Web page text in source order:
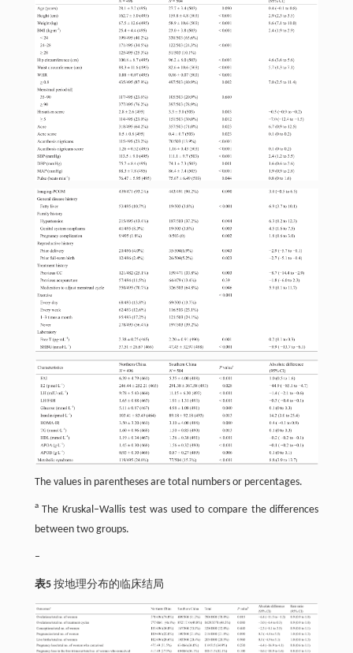
The values in parentheses are total numbers or percentages.
aThe Kruskal–Wallis test was used to compare the differences
between two groups.
–
表5 按地理分布的临床结局